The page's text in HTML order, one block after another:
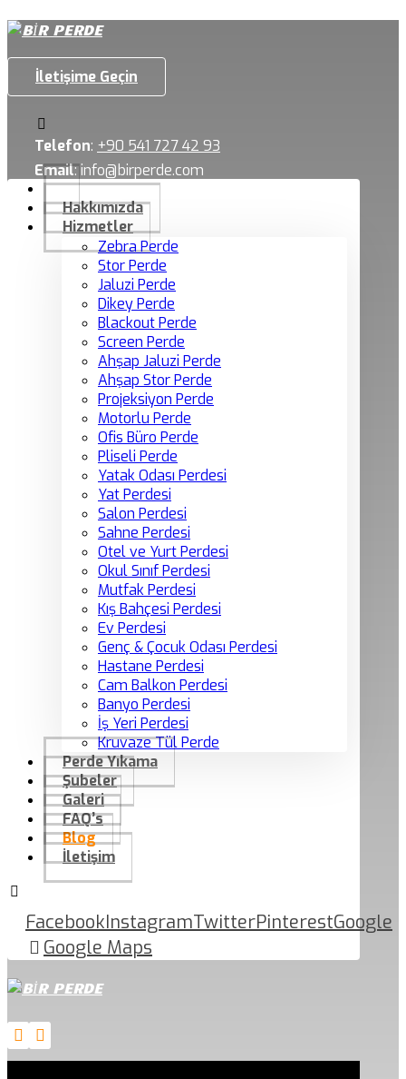
İletişime Geçin
Telefon: +90 541 727 42 93
Email:info@birperde.com
Hakkımızda
Hizmetler
Zebra Perde
Stor Perde
Jaluzi Perde
Dikey Perde
Blackout Perde
Screen Perde
Ahşap Jaluzi Perde
Ahşap Stor Perde
Projeksiyon Perde
Motorlu Perde
Ofis Büro Perde
Pliseli Perde
Yatak Odası Perdesi
Yat Perdesi
Salon Perdesi
Sahne Perdesi
Otel ve Yurt Perdesi
Okul Sınıf Perdesi
Mutfak Perdesi
Kış Bahçesi Perdesi
Ev Perdesi
Genç & Çocuk Odası Perdesi
Hastane Perdesi
Cam Balkon Perdesi
Banyo Perdesi
İş Yeri Perdesi
Kruvaze Tül Perde
Perde Yıkama
Şubeler
Galeri
FAQ’s
Blog
İletişim
FacebookInstagramTwitterPinterestGoogle
Google Maps